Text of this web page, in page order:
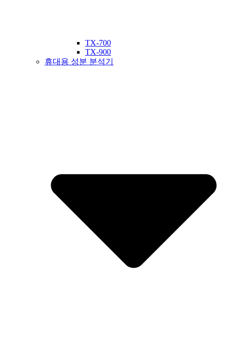
TX-700
TX-900
휴대용 성분 분석기